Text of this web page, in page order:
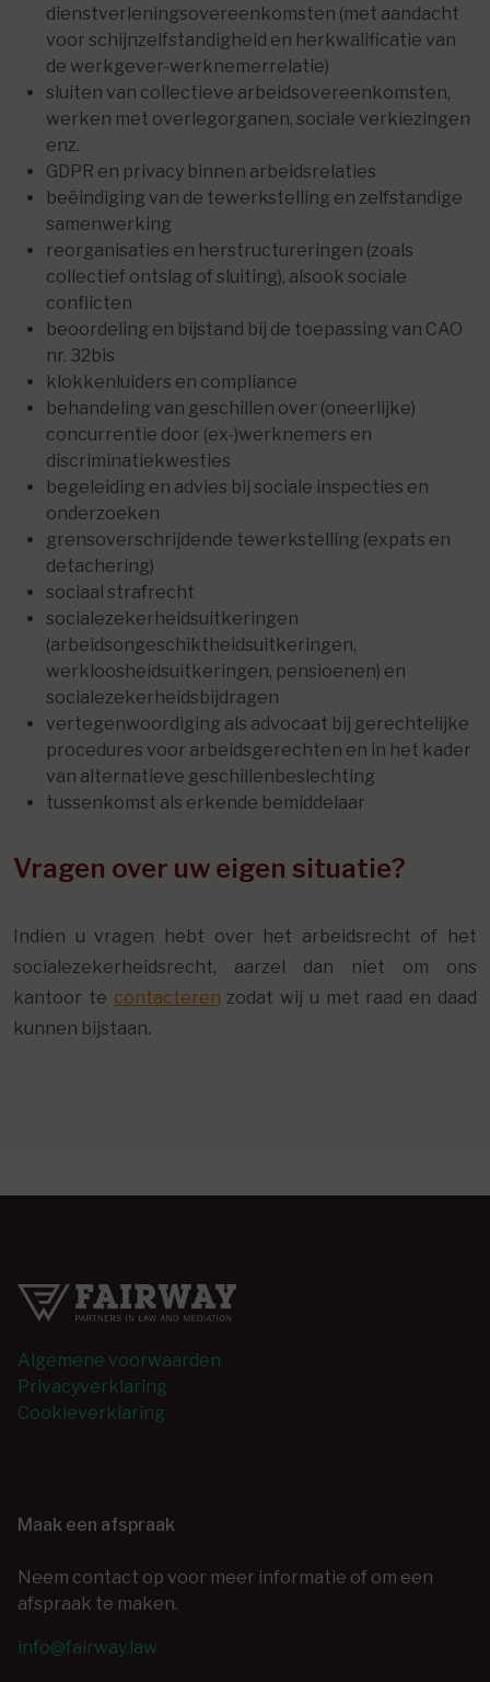
dienstverleningsovereenkomsten (met aandacht
voor schijnzelfstandigheid en herkwalificatie van
de werkgever-werknemerrelatie)
sluiten van collectieve arbeidsovereenkomsten,
werken met overlegorganen, sociale verkiezingen
enz.
GDPR en privacy binnen arbeidsrelaties
beëindiging van de tewerkstelling en zelfstandige
samenwerking
reorganisaties en herstructureringen (zoals
collectief ontslag of sluiting), alsook sociale
conflicten
beoordeling en bijstand bij de toepassing van CAO
nr. 32bis
klokkenluiders en compliance
behandeling van geschillen over (oneerlijke)
concurrentie door (ex-)werknemers en
discriminatiekwesties
begeleiding en advies bij sociale inspecties en
onderzoeken
grensoverschrijdende tewerkstelling (expats en
detachering)
sociaal strafrecht
socialezekerheidsuitkeringen
(arbeidsongeschiktheidsuitkeringen,
werkloosheidsuitkeringen, pensioenen) en
socialezekerheidsbijdragen
vertegenwoordiging als advocaat bij gerechtelijke
procedures voor arbeidsgerechten en in het kader
van alternatieve geschillenbeslechting
tussenkomst als erkende bemiddelaar
Vragen over uw eigen situatie?
Indien u vragen hebt over het arbeidsrecht of het
socialezekerheidsrecht, aarzel dan niet om ons
kantoor te contacteren zodat wij u met raad en daad
kunnen bijstaan.
Algemene voorwaarden
Privacyverklaring
Cookieverklaring
Maak een afspraak
Neem contact op voor meer informatie of om een
afspraak te maken.
info@fairway.law